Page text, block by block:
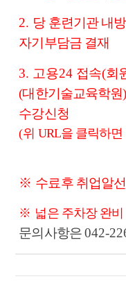
2. 당 훈련기관 내방
자기부담금 결재
3. 고용24 접속(회
(대한기술교육학
수강신청
(위 URL을 클릭하
※​ 수료후 취업알선
※ 넓은 주차장 완비
문의사항은042-